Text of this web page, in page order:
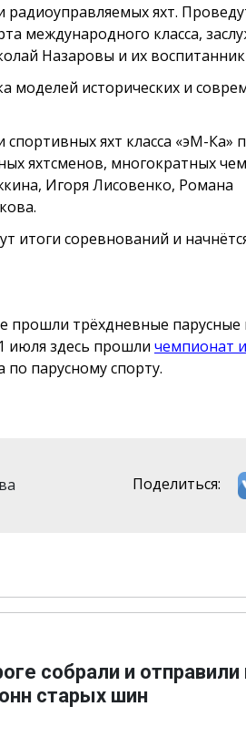
радиоуправляемых яхт.
международного класса,
Назаровы и их
моделей исторических и
спортивных яхт класса «эМ-Ка»
яхтсменов, многократных
Игоря Лисовенко, Романа
итоги соревнований и
прошли трёхдневные парусные
июля здесь прошли чемпионат
парусному спорту.
Поделиться:
собрали и отправили
старых шин